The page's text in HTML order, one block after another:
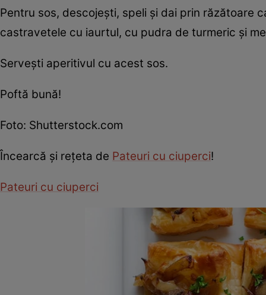
Pentru sos, descojeşti, speli şi dai prin răzătoare
castravetele cu iaurtul, cu pudra de turmeric şi
Serveşti aperitivul cu acest sos.
Poftă bună!
Foto: Shutterstock.com
Încearcă şi reţeta de Pateuri cu ciuperci!
Pateuri cu ciuperci